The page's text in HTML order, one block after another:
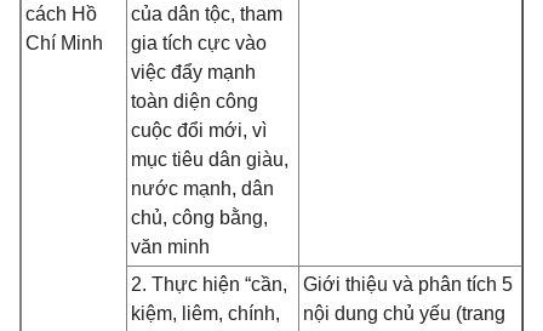
cách Hồ
Chí Minh
của dân tộc, tham
gia tích cực vào
việc đẩy mạnh
toàn diện công
cuộc đổi mới, vì
mục tiêu dân giàu,
nước mạnh, dân
chủ, công bằng,
văn minh
2. Thực hiện “cần,
kiệm, liêm, chính,
Giới thiệu và phân tích 5
nội dung chủ yếu (trang